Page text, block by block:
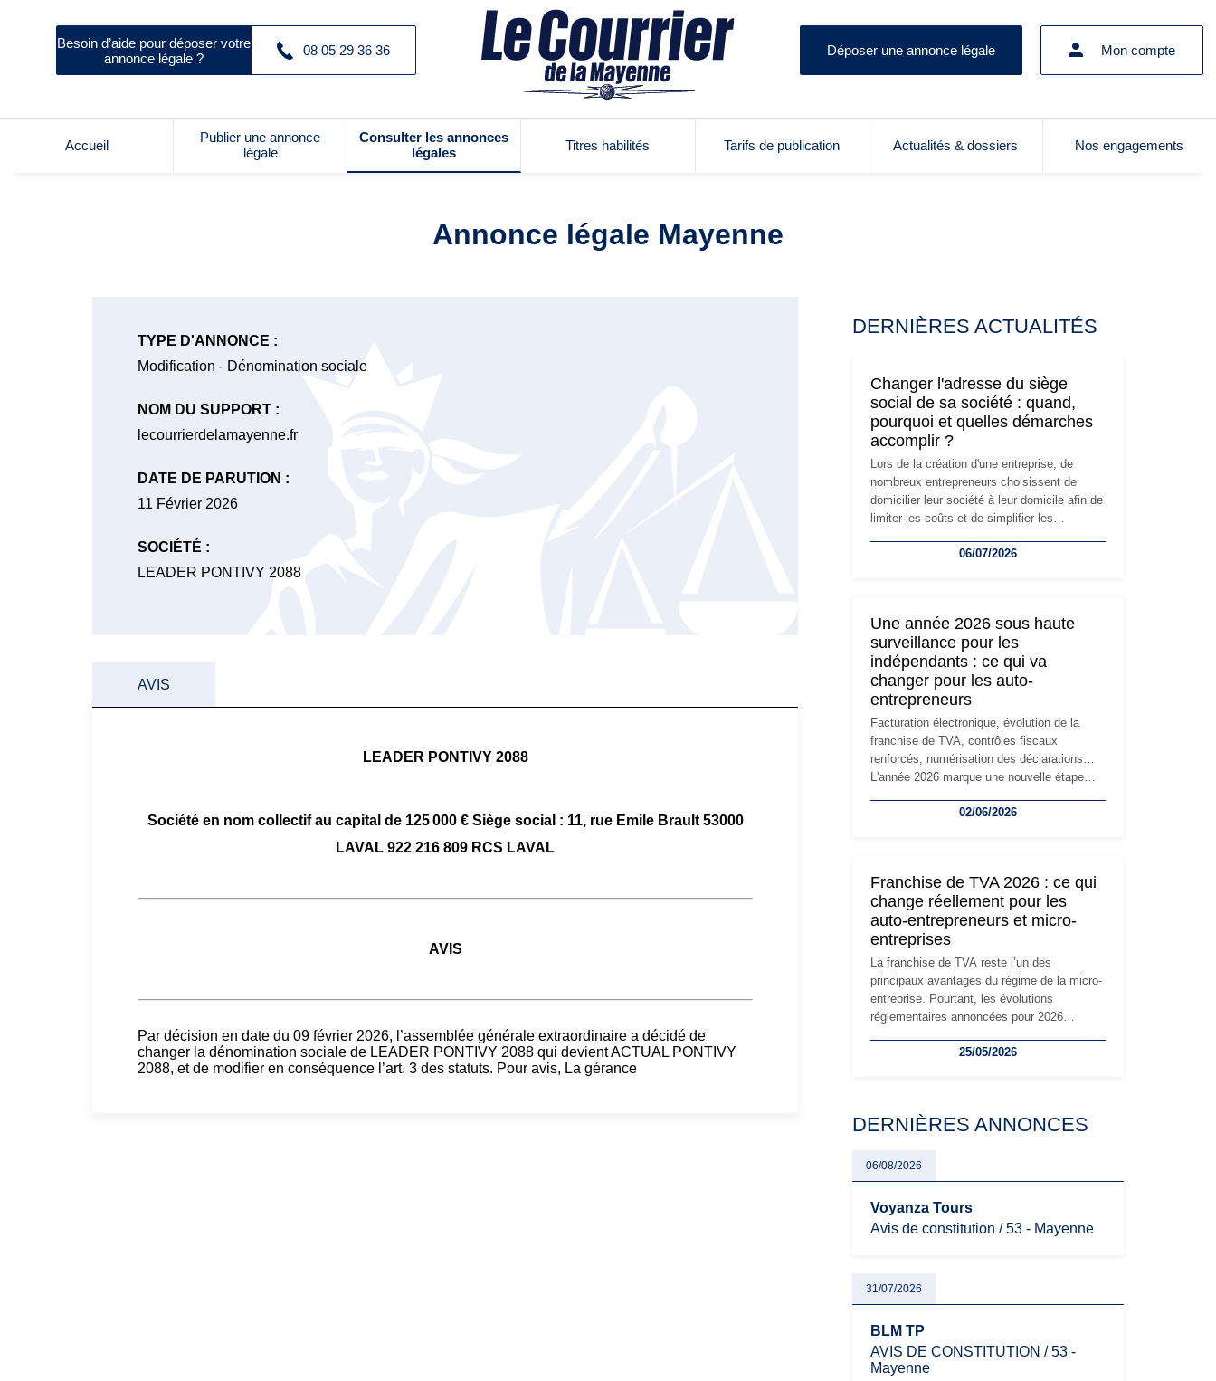
Besoin d’aide pour déposer votre
annonce légale ?
08 05 29 36 36 Déposer une annonce légale Mon compte
Accueil
Publier une annonce
légale
Consulter les annonces
légales
Titres habilités Tarifs de publication Actualités & dossiers Nos engagements
Annonce légale Mayenne
TYPE D'ANNONCE :
Modification - Dénomination sociale
NOM DU SUPPORT :
lecourrierdelamayenne.fr
DATE DE PARUTION :
11 Février 2026
SOCIÉTÉ :
LEADER PONTIVY 2088
AVIS
LEADER PONTIVY 2088
Société en nom collectif au capital de 125 000 € Siège social : 11, rue Emile Brault 53000
LAVAL 922 216 809 RCS LAVAL
AVIS
Par décision en date du 09 février 2026, l’assemblée générale extraordinaire a décidé de
changer la dénomination sociale de LEADER PONTIVY 2088 qui devient ACTUAL PONTIVY
2088, et de modifier en conséquence l’art. 3 des statuts. Pour avis, La gérance
DERNIÈRES ACTUALITÉS
Changer l'adresse du siège
social de sa société : quand,
pourquoi et quelles démarches
accomplir ?
Lors de la création d'une entreprise, de
nombreux entrepreneurs choisissent de
domicilier leur société à leur domicile afin de
limiter les coûts et de simplifier les
l'activité, cette solution peut rapidement
siège social répond souvent à une nouvelle
étape de la vie de l'entreprise et implique
plusieurs formalités obligatoires.
06/07/2026
Une année 2026 sous haute
surveillance pour les
indépendants : ce qui va
changer pour les auto-
entrepreneurs
Facturation électronique, évolution de la
franchise de TVA, contrôles fiscaux
renforcés, numérisation des déclarations…
L'année 2026 marque une nouvelle étape
travailleurs indépendants. Si le régime de la
réglementaire plus exigeant. Décryptage des
principaux changements et des précautions
à prendre pour éviter les mauvaises
surprises.
02/06/2026
Franchise de TVA 2026 : ce qui
change réellement pour les
auto-entrepreneurs et micro-
entreprises
La franchise de TVA reste l’un des
principaux avantages du régime de la micro-
entreprise. Pourtant, les évolutions
réglementaires annoncées pour 2026
les auto-entrepreneurs, artisans et
évoluent dans un contexte de contrôle
oblige les indépendants à rester
particulièrement vigilants.
25/05/2026
DERNIÈRES ANNONCES
06/08/2026
Voyanza Tours
Avis de constitution / 53 - Mayenne
31/07/2026
BLM TP
AVIS DE CONSTITUTION / 53 -
Mayenne